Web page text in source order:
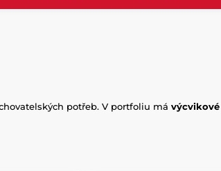
potřeb. V portfoliu má